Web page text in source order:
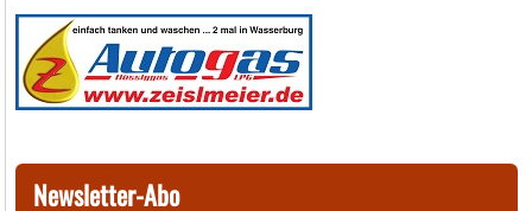
Newsletter-Abo